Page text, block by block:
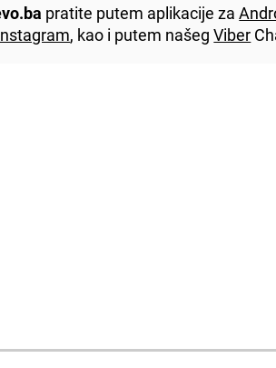
pratite putem aplikacije za
, kao i putem našegViber